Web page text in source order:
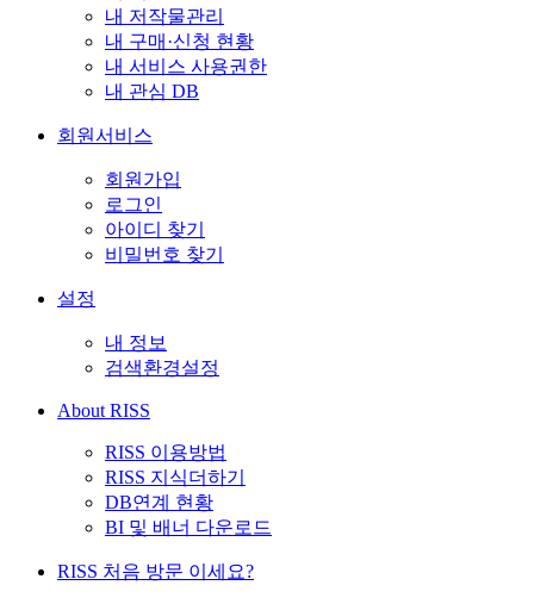
내 저작물관리
내 구매·신청 현황
내 서비스 사용권한
내 관심 DB
회원서비스
회원가입
로그인
아이디 찾기
비밀번호 찾기
설정
내 정보
검색환경설정
About RISS
RISS 이용방법
RISS 지식더하기
DB연계 현황
BI 및 배너 다운로드
RISS 처음 방문 이세요?